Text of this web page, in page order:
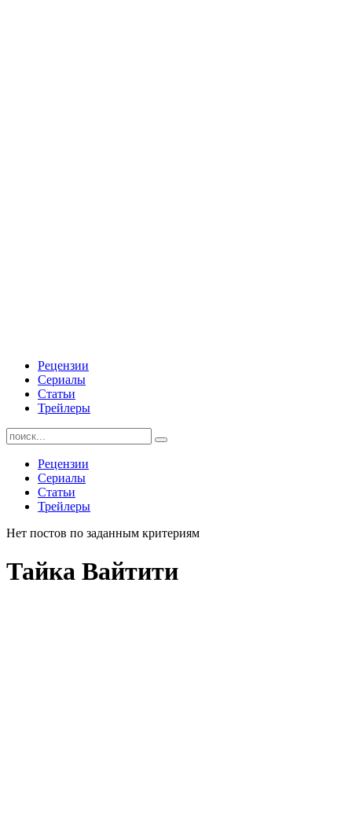
Рецензии
Сериалы
Статьи
Трейлеры
Найти:
Рецензии
Сериалы
Статьи
Трейлеры
Нет постов по заданным критериям
Тайка Вайтити